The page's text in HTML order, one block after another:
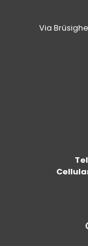
Via